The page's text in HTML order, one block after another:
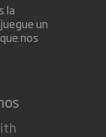
la
un
nos